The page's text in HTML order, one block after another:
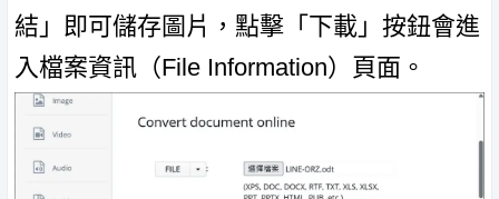
結」即可儲存圖片，點擊「下載」按鈕會進
入檔案資訊（File Information）頁面。